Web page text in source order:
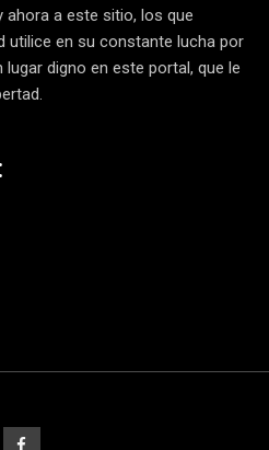
ahora a este sitio, los que
utilice en su constante lucha por
digno en este portal, que le